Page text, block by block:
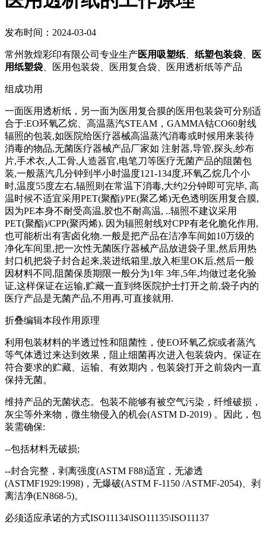
发布时间：2024-03-04
常州敦煌彩印有限公司专业生产医用吸塑纸 纸塑包装袋
医
用纸塑袋 、医用包装袋、医用复合袋、医用透析纸等产品
组成功用
一面医用透析纸，另一面为医用复合膜的医用包装袋可分别适
合于:EO环氧乙烷、高温蒸汽STEAM，GAMMA钴CO60射线
辐照的包装,如医院给医疗器械高温蒸汽消毒或时候用来装待
消毒的物品,无菌医疗器械产品厂家如 注射器,导管,探头,纱布
片,手术衣,人工骨,人造器官,电笔刀等医疗无菌产品的阻菌包
装,一般蒸汽几分钟到半小时温度121-134度,环氧乙烷几个小
时,温度55度左右,辐照则在常温下消毒,大约2分钟即可完毕, 高
温时候不适宜采用PET(聚酯)/PE(聚乙烯)无色透明医用复合膜,
因为PE本身不耐受高温,胶也不耐高温, ..辐照不建议采用
PET(聚酯)/CPP(聚丙烯). 因为辐照射线对CPP有老化脆化作用,
也可能析出有害卤化物.一般是把产品在洁净车间如10万级的
净化车间里,把一次性无菌医疗器械产品放进袋子里,然后用热
封口机把袋子封合起来,装进纸箱里,放入柜里OK后,然后一般
因材料不同,阻菌保质期限一般分为1年 3年,5年,均做过老化验
证,这样保证在运输,贮藏一直到终医院护士打开之前,袋子内的
医疗产品是无菌产品,不用再,可直接就用.
折叠编辑本段作用原理
利用包装材料的半透过性和阻菌性，使EO环氧乙烷或者蒸汽
等气体透过来达到效果，阻止细菌再次进入包装袋内。保证在
符合要求的贮藏、运输、有效期内，包装袋打开之前袋内一直
保持无菌。
维持产品的无菌状态。包装不能够有被空气污染，纤维破损，
灰尘等外来物，微生物侵入的机会(ASTM D-2019) 。因此，包
装需确保:
--包括材料无破损;
--封合完整，剥离强度(ASTM F88)适宜，无渗透
(ASTMF1929:1998)，无爆破(ASTM F-1150 /ASTMF-2054)、剥
离洁净(EN868-5)。
必须适应承诺的方式ISO11134\ISO11135\ISO11137